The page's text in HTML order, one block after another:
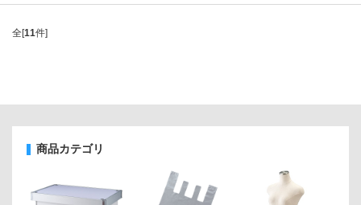
全[11件]
商品カテゴリ